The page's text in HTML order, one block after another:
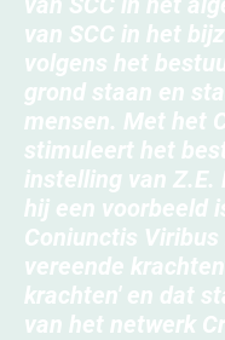
van SCC in het
volgens het
grond staan en
mensen. Met het
stimuleert het
instelling van Z.E.
hij een voorbeeld
Coniunctis
vereende
krachten' en dat
van het netwerk